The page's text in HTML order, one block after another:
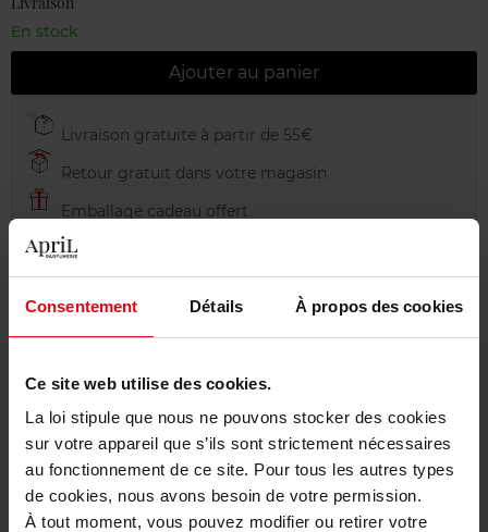
Consentement Détails À propos des cookies
Ce site web utilise des cookies.
La loi stipule que nous ne pouvons stocker des cookies
sur votre appareil que s’ils sont strictement nécessaires
au fonctionnement de ce site. Pour tous les autres types
de cookies, nous avons besoin de votre permission.
À tout moment, vous pouvez modifier ou retirer votre
En stock
Ajouter au panier
Livraison gratuite à partir de 55€
Retour gratuit dans votre magasin
Emballage cadeau offert
Description
Caractéristiques
Avis client Politique relative aux avis des clients